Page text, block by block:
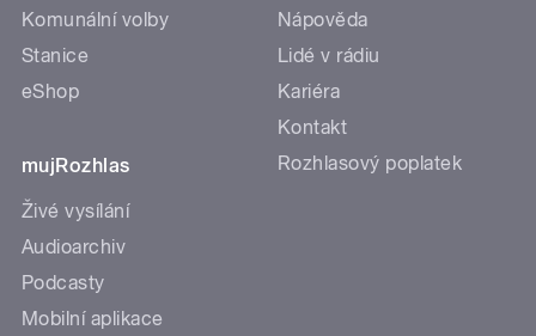
Komunální volby
Stanice
eShop
mujRozhlas
Živé vysílání
Audioarchiv
Podcasty
Mobilní aplikace
Nápověda
Lidé v rádiu
Kariéra
Kontakt
Rozhlasový poplatek